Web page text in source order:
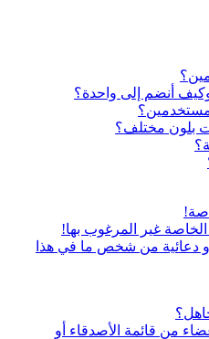
أنضم إلى واحدة؟
بلون مختلف؟
غير المرغوب بها!
دعائية من شخص ما في هذا
من قائمة الأصدقاء أو